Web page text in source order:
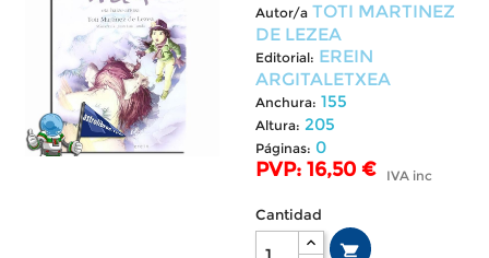
Autor/a TOTI MARTINEZ
DE LEZEA
Editorial: EREIN
ARGITALETXEA
Anchura: 155
Altura: 205
Páginas: 0
PVP: 16,50 € IVA inc
Cantidad
